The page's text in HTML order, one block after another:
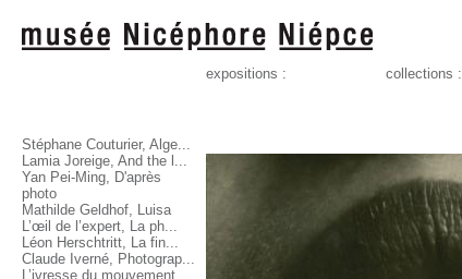
expositions : collections :
Stéphane Couturier, Alge...
Lamia Joreige, And the l...
Yan Pei-Ming, D'après
photo
Mathilde Geldhof, Luisa
L’œil de l’expert, La ph...
Léon Herschtritt, La fin...
Claude Iverné, Photograp...
L’ivresse du mouvement,...